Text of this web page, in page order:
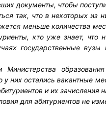
документы, чтобы
так, что в некоторых из
меньше количества
кто уже знает, что
государственные вузы
них остались вакантные
и их зачисления
для абитуриентов не